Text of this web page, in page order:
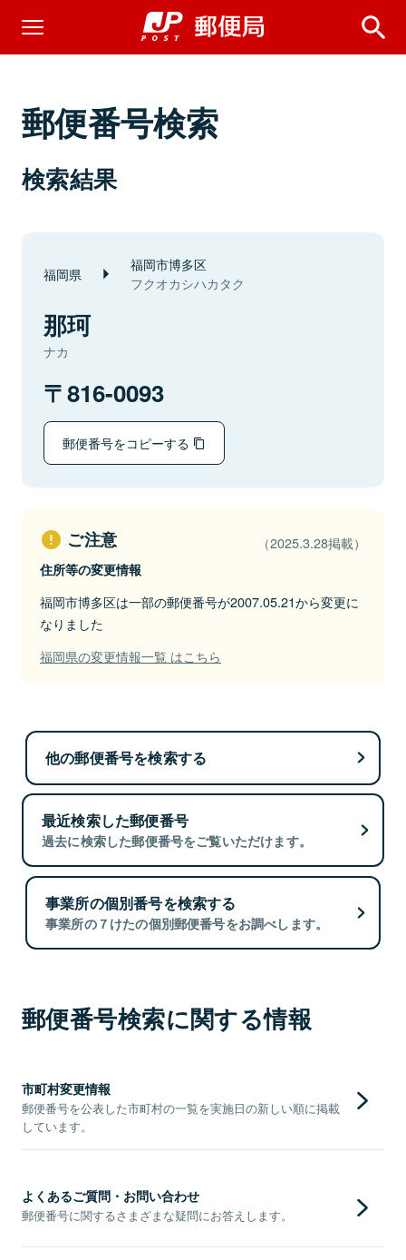
郵便番号検索
検索結果
福岡県 福岡市博多区
フクオカシハカタク
那珂
ナカ
816-0093
郵便番号をコピーする
ご注意 （2025.3.28掲載）
住所等の変更情報
福岡市博多区は一部の郵便番号が2007.05.21から変更に
なりました
福岡県の変更情報一覧 はこちら
他の郵便番号を検索する
最近検索した郵便番号
過去に検索した郵便番号をご覧いただけます。
事業所の個別番号を検索する
事業所の７けたの個別郵便番号をお調べします。
郵便番号検索に関する情報
市町村変更情報
郵便番号を公表した市町村の一覧を実施日の新しい順に掲載
しています。
よくあるご質問・お問い合わせ
郵便番号に関するさまざまな疑問にお答えします。